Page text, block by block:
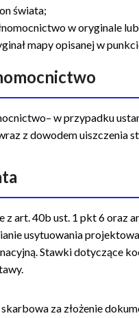
świata;
w oryginale
mapy opisanej w
w przypadku
z dowodem uiszczenia
z art. 40b ust. 1 pkt 6 oraz
usytuowania
Stawki dotyczące
skarbowa za złożenie